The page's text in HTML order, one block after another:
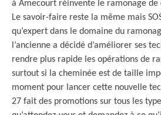
à Amecourt réinvente le ramonage de
Le savoir-faire reste la même mais
qu’expert dans le domaine du
l’ancienne a décidé d’améliorer ses
rendre plus rapide les opérations de
surtout si la cheminée est de taille
moment pour lancer cette nouvelle
27 fait des promotions sur tous les